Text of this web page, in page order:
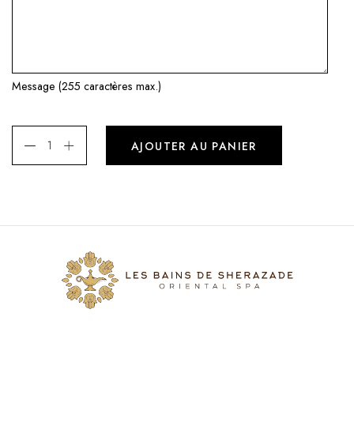
Message (255 caractères max.)
AJOUTER AU PANIER